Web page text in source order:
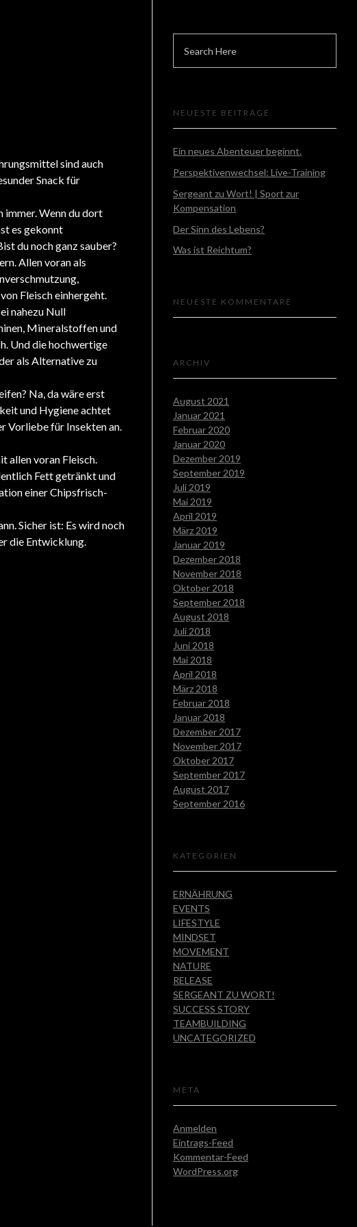
sind auch
Snack für
immer. Wenn du dort
es gekonnt
du noch ganz sauber?
Allen voran als
Fleisch einhergeht.
nahezu Null
Mineralstoffen und
Und die hochwertige
als Alternative zu
Na, da wäre erst
und Hygiene achtet
Vorliebe für Insekten an.
allen voran Fleisch.
Fett getränkt und
einer Chipsfrisch-
Sicher ist: Es wird noch
die Entwicklung.
NEUESTE BEITRÄGE
Ein neues Abenteuer beginnt.
Perspektivenwechsel: Live-Training
Sergeant zu Wort! | Sport zur
Kompensation
Der Sinn des Lebens?
Was ist Reichtum?
NEUESTE KOMMENTARE
ARCHIV
August 2021
Januar 2021
Februar 2020
Januar 2020
Dezember 2019
September 2019
Juli 2019
Mai 2019
April 2019
März 2019
Januar 2019
Dezember 2018
November 2018
Oktober 2018
September 2018
August 2018
Juli 2018
Juni 2018
Mai 2018
April 2018
März 2018
Februar 2018
Januar 2018
Dezember 2017
November 2017
Oktober 2017
September 2017
August 2017
September 2016
KATEGORIEN
ERNÄHRUNG
EVENTS
LIFESTYLE
MINDSET
MOVEMENT
NATURE
RELEASE
SERGEANT ZU WORT!
SUCCESS STORY
TEAMBUILDING
UNCATEGORIZED
META
Anmelden
Eintrags-Feed
Kommentar-Feed
WordPress.org